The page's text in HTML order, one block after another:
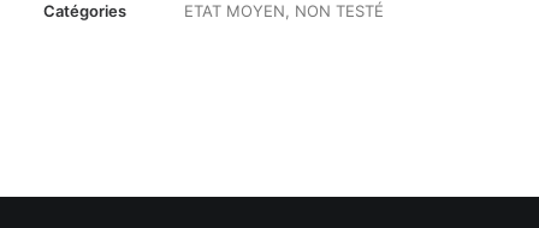
Catégories ETAT MOYEN NON TESTÉ